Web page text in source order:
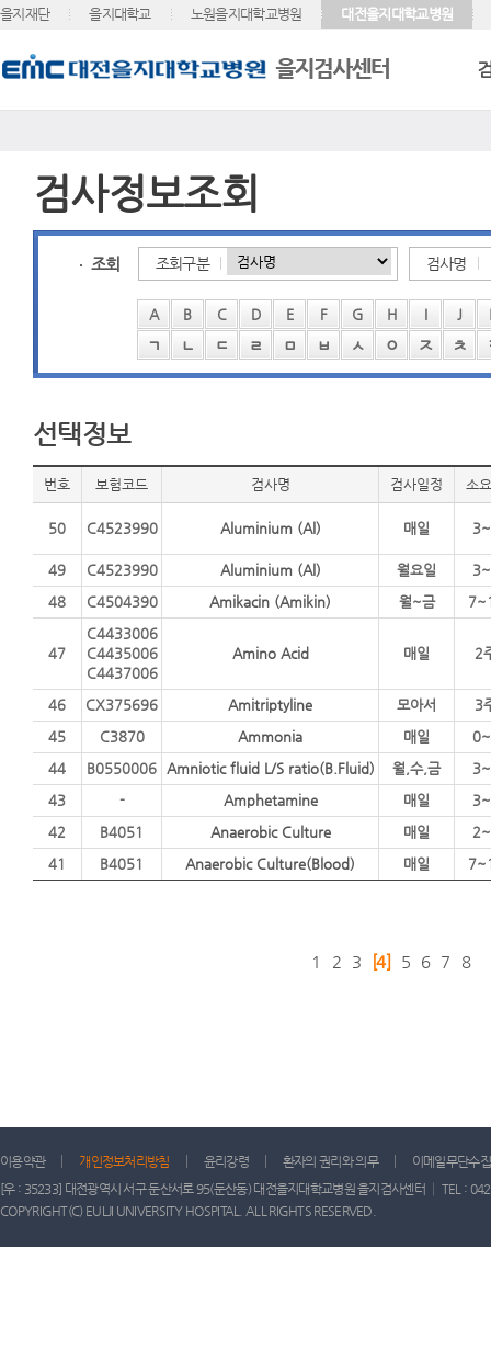
을지재단 을지대학교 노원을지대학교병원 대전을지대학교병원
검사정보조회
조회 조회구분 검사명
A B C D E F G H I J
ㄱ ㄴ ㄷ ㄹ ㅁ ㅂ ㅅ ㅇ ㅈ ㅊ
선택정보
번호 보험코드 검사명 검사일정 소
50 C4523990 Aluminium (Al) 매일
49 C4523990 Aluminium (Al) 월요일
48
C4504390 Amikacin (Amikin) 월~금
47
C4433006
C4435006
C4437006
Amino Acid 매일 2
46 CX375696 Amitriptyline 모아서
3
45
C3870 Ammonia 매일
44
B0550006 Amniotic fluid L/S ratio(B.Fluid) 월,수,금
43
- Amphetamine 매일
42
B4051 Anaerobic Culture 매일
41
B4051 Anaerobic Culture(Blood) 매일
1 2 3 [4] 5 6 7 8
이용약관 개인정보처리방침 윤리강령 환자의 권리와 의무
이메일무단수
[우 : 35233] 대전광역시 서구 둔산서로 95(둔산동) 대전을지대학교병원 을지검사센터 │ TEL :
COPYRIGHT(C) EULJI UNIVERSITY HOSPITAL. ALL RIGHTS RESERVED.